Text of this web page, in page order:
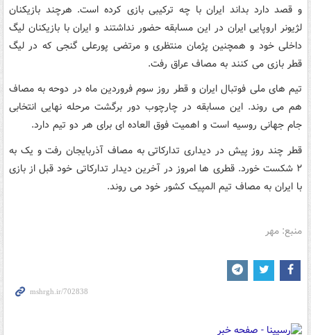
و قصد دارد بداند ایران با چه ترکیبی بازی کرده است. هرچند بازیکنان
لژیونر اروپایی ایران در این مسابقه حضور نداشتند و ایران با بازیکنان لیگ
داخلی خود و همچنین پژمان منتظری و مرتضی پورعلی گنجی که در لیگ
قطر بازی می کنند به مصاف عراق رفت.
تیم های ملی فوتبال ایران و قطر روز سوم فروردین ماه در دوحه به مصاف
هم می روند. این مسابقه در چارچوب دور برگشت مرحله نهایی انتخابی
جام جهانی روسیه است و اهمیت فوق العاده ای برای هر دو تیم دارد.
قطر چند روز پیش در دیداری تدارکاتی به مصاف آذربایجان رفت و یک به
۲ شکست خورد. قطری ها امروز در آخرین دیدار تدارکاتی خود قبل از بازی
با ایران به مصاف تیم المپیک کشور خود می روند.
منبع: مهر